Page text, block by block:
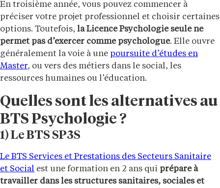
En troisième année, vous pouvez commencer à
préciser votre projet professionnel et choisir certaines
options. Toutefois, la Licence Psychologie seule ne
permet pas d’exercer comme psychologue. Elle ouvre
généralement la voie à une poursuite d’études en
Master, ou vers des métiers dans le social, les
ressources humaines ou l’éducation.
Quelles sont les alternatives au
BTS Psychologie ?
1) Le BTS SP3S
Le BTS Services et Prestations des Secteurs Sanitaire
et Social est une formation en 2 ans qui prépare à
travailler dans les structures sanitaires, sociales et